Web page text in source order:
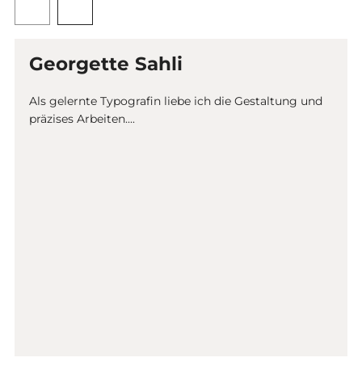
Karussell-
mit
Einträgen.
Georgette Sahli
Als gelernte Typografin liebe ich die Gestaltung und
präzises Arbeiten....